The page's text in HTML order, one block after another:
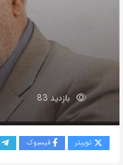
بازدید 83
توییتر فیسبوک